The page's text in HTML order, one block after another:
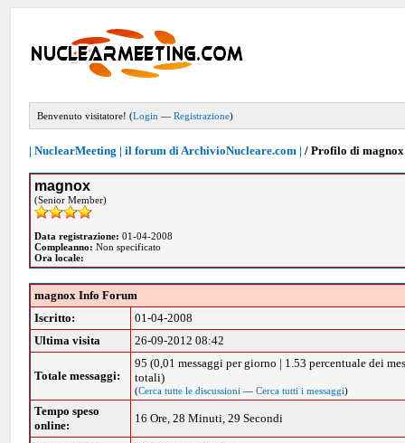
Benvenuto visitatore! (Login —Registrazione)
| NuclearMeeting | il forum di ArchivioNucleare.com | /Profilo di magnox
magnox
(Senior Member)
Data registrazione: 01-04-2008
Compleanno: Non specificato
Ora locale:
magnox Info Forum
Iscritto:
01-04-2008
Ultima visita
26-09-2012 08:42
Totale messaggi:
95 (0,01 messaggi per giorno | 1.53 percentuale dei
totali)
(Cerca tutte le discussioni —Cerca tutti i messaggi)
Tempo speso
online:
16 Ore, 28 Minuti, 29 Secondi